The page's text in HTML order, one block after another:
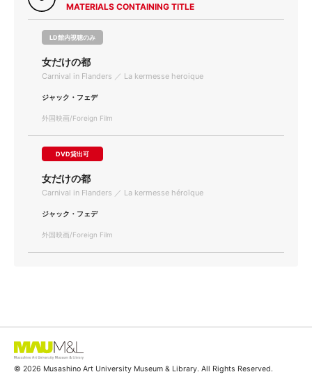
MATERIALS CONTAINING TITLE
LD館内視聴のみ
女だけの都
Carnival in Flanders ／ La kermesse heroique
ジャック・フェデ
外国映画/Foreign Film
DVD貸出可
女だけの都
Carnival in Flanders ／ La kermesse héroïque
ジャック・フェデ
外国映画/Foreign Film
© 2026 Musashino Art University Museum & Library. All Rights Reserved.